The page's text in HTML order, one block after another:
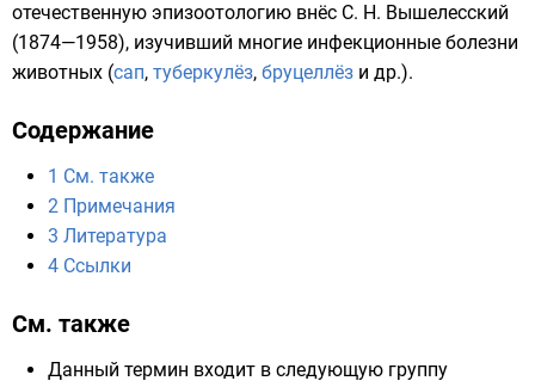
отечественную эпизоотологию внёс С. Н. Вышелесский
(1874—1958), изучивший многие инфекционные болезни
животных (сап, туберкулёз, бруцеллёз и др.).
Содержание
1 См. также
2 Примечания
3 Литература
4 Ссылки
См. также
Данный термин входит в следующую группу